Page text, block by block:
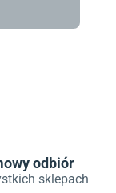
odbiór
sklepach